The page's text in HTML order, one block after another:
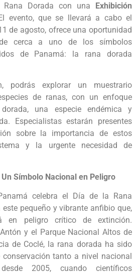
Dorada con una Exhibición
evento, que se llevará a cabo el
de agosto, ofrece una oportunidad
cerca a uno de los símbolos
de Panamá: la rana dorada
podrás explorar un muestrario
de ranas, con un enfoque
una especie endémica y
Especialistas estarán presentes
sobre la importancia de estos
y la urgente necesidad de
Símbolo Nacional en Peligro
celebra el Día de la Rana
pequeño y vibrante anfibio que,
en peligro crítico de extinción.
y el Parque Nacional Altos de
de Coclé, la rana dorada ha sido
tanto a nivel nacional
2005, cuando científicos